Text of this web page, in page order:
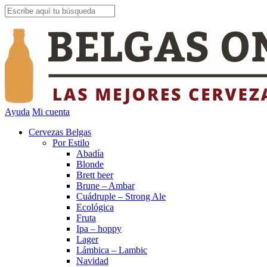
Ayuda Mi cuenta
Cervezas Belgas
Por Estilo
Abadía
Blonde
Brett beer
Brune – Ambar
Cuádruple – Strong Ale
Ecológica
Fruta
Ipa – hoppy
Lager
Lámbica – Lambic
Navidad